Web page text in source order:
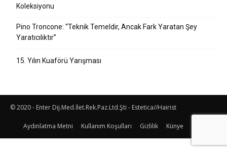
Koleksiyonu
Pino Troncone: “Teknik Temeldir, Ancak Fark Yaratan Şey
Yaratıcılıktır”
15. Yılın Kuaförü Yarışması
© 2020 - Enter Dij.Med.İlet.Rek.Paz.Ltd.Şti - Estetica//Hairist
Aydınlatma Metni Kullanım Koşulları Gizlilik Künye